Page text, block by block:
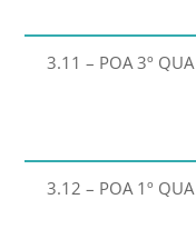
3.11 – POA 3º
3.12 – POA 1º